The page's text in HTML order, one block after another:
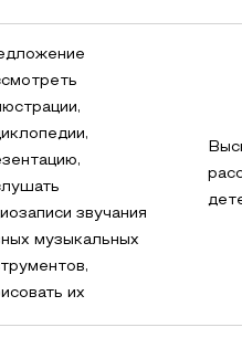
звучания
музыкальных
их